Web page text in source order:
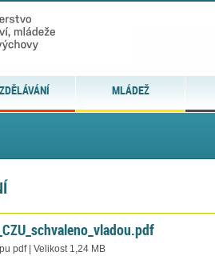
MLÁDEŽ
pdf | Velikost 1,24 MB